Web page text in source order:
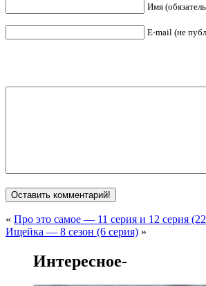
Имя
E-mail (не
« Про это самое — 11 серия и 12 серия
Ищейка — 8 сезон (6 серия) »
Интересное-